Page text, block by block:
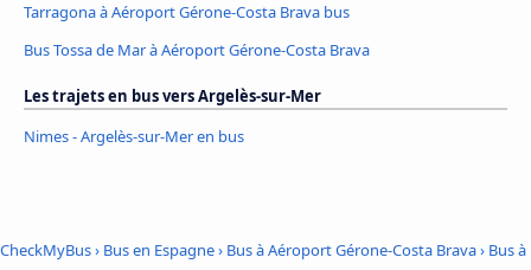
Tarragona à Aéroport Gérone-Costa Brava bus
Bus Tossa de Mar à Aéroport Gérone-Costa Brava
Les trajets en bus vers Argelès-sur-Mer
Nimes - Argelès-sur-Mer en bus
CheckMyBus› Bus en Espagne› Bus à Aéroport Gérone-Costa Brava› Bus à